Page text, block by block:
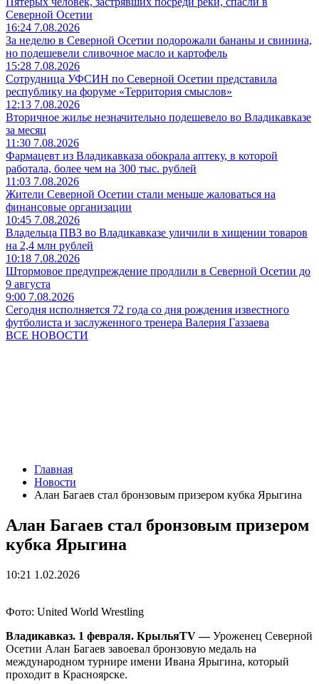
Северной Осетии
16:24 7.08.2026
За неделю в Северной Осетии подорожали бананы и свинина,
но подешевели сливочное масло и картофель
15:28 7.08.2026
Сотрудница УФСИН по Северной Осетии представила
республику на форуме «Территория смыслов»
12:13 7.08.2026
Вторичное жилье незначительно подешевело во Владикавказе
за месяц
11:30 7.08.2026
Фармацевт из Владикавказа обокрала аптеку, в которой
работала, более чем на 300 тыс. рублей
11:03 7.08.2026
Жители Северной Осетии стали меньше жаловаться на
финансовые организации
10:45 7.08.2026
Владельца ПВЗ во Владикавказе уличили в хищении товаров
на 2,4 млн рублей
10:18 7.08.2026
Штормовое предупреждение продлили в Северной Осетии до
9 августа
9:00 7.08.2026
Сегодня исполняется 72 года со дня рождения известного
футболиста и заслуженного тренера Валерия Газзаева
ВСЕ НОВОСТИ
Главная
Новости
Алан Багаев стал бронзовым призером кубка Ярыгина
Алан Багаев стал бронзовым призером
кубка Ярыгина
10:21 1.02.2026
Фото: United World Wrestling
Владикавказ. 1 февраля. КрыльяTV —Уроженец Северной
Осетии Алан Багаев завоевал бронзовую медаль на
международном турнире имени Ивана Ярыгина, который
проходит в Красноярске.